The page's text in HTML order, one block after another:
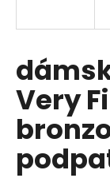
Very
í
t
?